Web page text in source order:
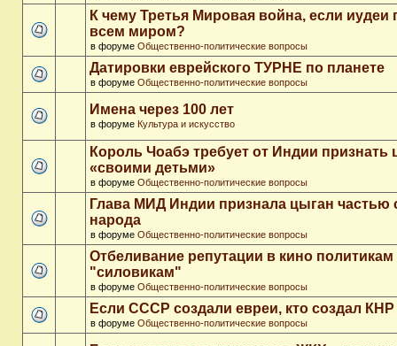
К чему Третья Мировая война, если иудеи
всем миром?
в форуме Общественно-политические вопросы
Датировки еврейского ТУРНЕ по планете
в форуме Общественно-политические вопросы
Имена через 100 лет
в форуме Культура и искусство
Король Чоабэ требует от Индии признать
«своими детьми»
в форуме Общественно-политические вопросы
Глава МИД Индии признала цыган частью
народа
в форуме Общественно-политические вопросы
Отбеливание репутации в кино политикам
"силовикам"
в форуме Общественно-политические вопросы
Если СССР создали евреи, кто создал
в форуме Общественно-политические вопросы